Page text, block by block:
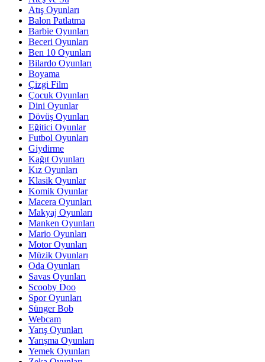
Atış Oyunları
Balon Patlatma
Barbie Oyunları
Beceri Oyunları
Ben 10 Oyunları
Bilardo Oyunları
Boyama
Çizgi Film
Çocuk Oyunları
Dini Oyunlar
Dövüş Oyunları
Eğitici Oyunlar
Futbol Oyunları
Giydirme
Kağıt Oyunları
Kız Oyunları
Klasik Oyunlar
Komik Oyunlar
Macera Oyunları
Makyaj Oyunları
Manken Oyunları
Mario Oyunları
Motor Oyunları
Müzik Oyunları
Oda Oyunları
Savas Oyunları
Scooby Doo
Spor Oyunları
Sünger Bob
Webcam
Yarış Oyunları
Yarışma Oyunları
Yemek Oyunları